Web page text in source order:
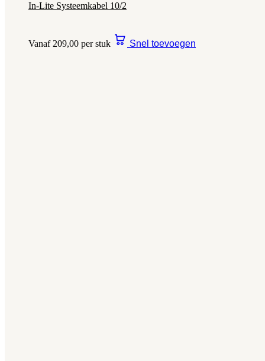
In-Lite Systeemkabel 10/2
Vanaf 209,00 per stuk Snel toevoegen